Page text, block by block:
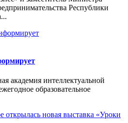
Республики
академия интеллектуальной
образовательное